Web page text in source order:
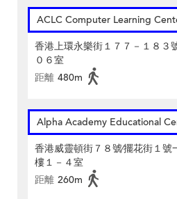
ACLC Computer Learning
香港上環永樂街１７７－１８３
０６室
距離 480m
Alpha Academy Educational
香港威靈頓街７８號∕擺花街１
樓１－４室
距離 260m